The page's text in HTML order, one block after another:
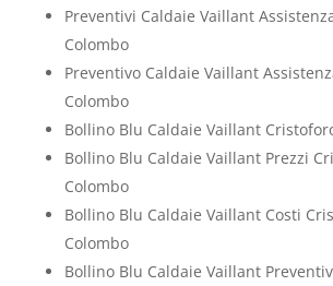
Preventivi Caldaie Vaillant
Colombo
Preventivo Caldaie Vaillant
Colombo
Bollino Blu Caldaie Vaillant
Bollino Blu Caldaie Vaillant Prezzi
Colombo
Bollino Blu Caldaie Vaillant Costi
Colombo
Bollino Blu Caldaie Vaillant